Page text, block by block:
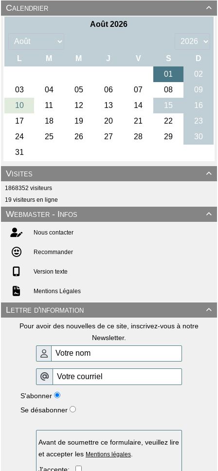

Calendrier

Visites
1868352 visiteurs
19 visiteurs en ligne

Webmaster - Infos
Nous contacter
Recommander
Version texte
Mentions Légales

Lettre d'information
Pour avoir des nouvelles de ce site, inscrivez-vous à notre
Newsletter.
S'abonner
Se désabonner
Avant de soumettre ce formulaire, veuillez lire
et accepter les Mentions légales
J'accepte: